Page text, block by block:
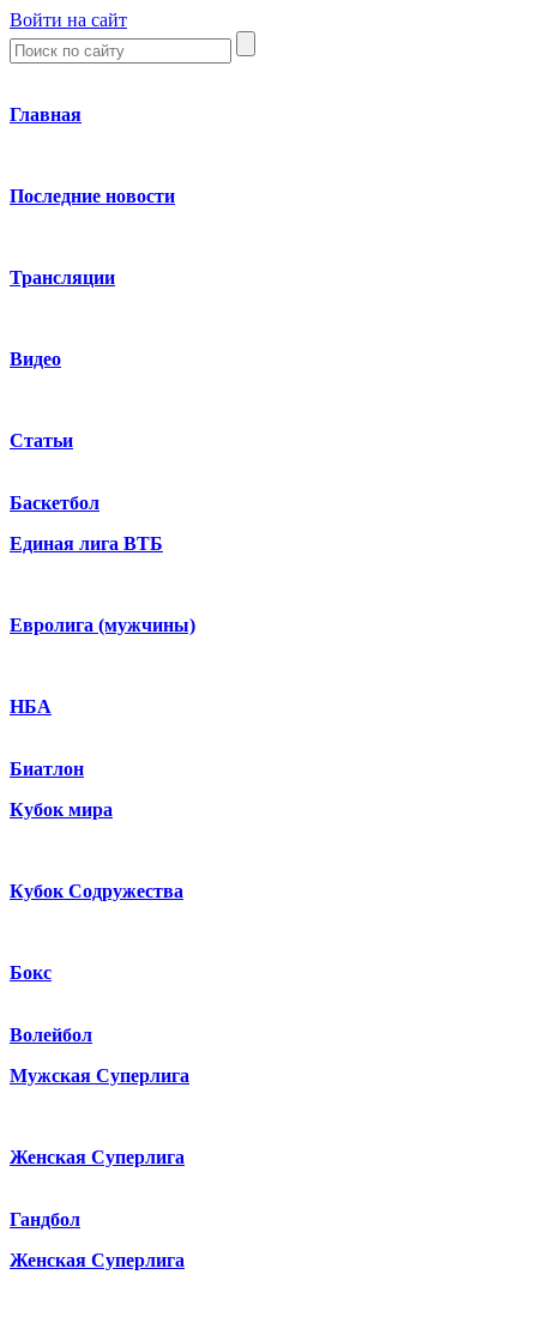
Войти на сайт
Главная
Последние новости
Трансляции
Видео
Статьи
Баскетбол
Единая лига ВТБ
Евролига (мужчины)
НБА
Биатлон
Кубок мира
Кубок Содружества
Бокс
Волейбол
Мужская Суперлига
Женская Суперлига
Гандбол
Женская Суперлига